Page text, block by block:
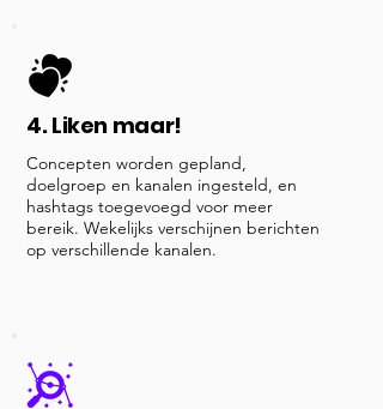
4. Liken maar!
Concepten worden gepland,
doelgroep en kanalen ingesteld, en
hashtags toegevoegd voor meer
bereik. Wekelijks verschijnen berichten
op verschillende kanalen.